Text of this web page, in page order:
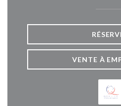
VENTE À